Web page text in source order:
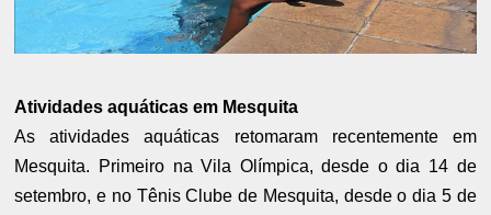
Atividades aquáticas em Mesquita
As atividades aquáticas retomaram recentemente em
Mesquita. Primeiro na Vila Olímpica, desde o dia 14 de
setembro, e no Tênis Clube de Mesquita, desde o dia 5 de